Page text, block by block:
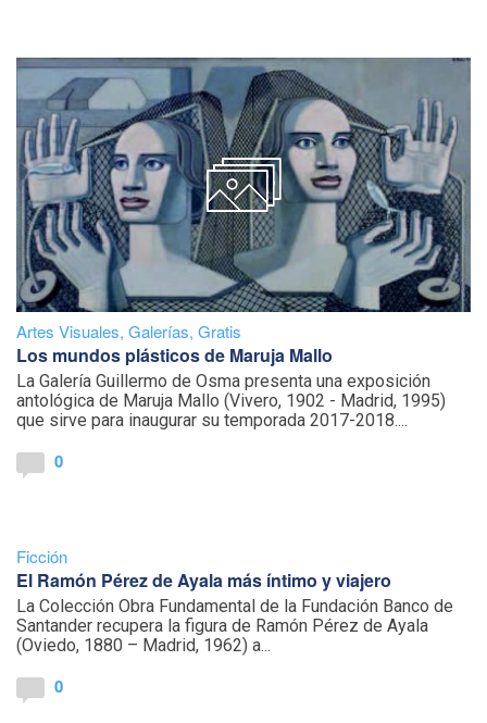
Artes Visuales, Galerías, Gratis
Los mundos plásticos de Maruja Mallo
La Galería Guillermo de Osma presenta una exposición
antológica de Maruja Mallo (Vivero, 1902 - Madrid, 1995)
que sirve para inaugurar su temporada 2017-2018....
0
Ficción
El Ramón Pérez de Ayala más íntimo y viajero
La Colección Obra Fundamental de la Fundación Banco de
Santander recupera la figura de Ramón Pérez de Ayala
(Oviedo, 1880 – Madrid, 1962) a...
0